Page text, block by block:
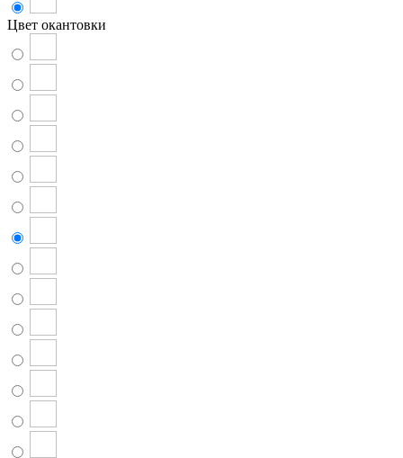
Цвет окантовки